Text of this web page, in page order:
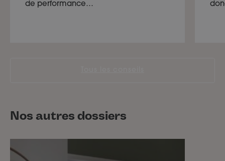
de performance…
Nos autres dossiers